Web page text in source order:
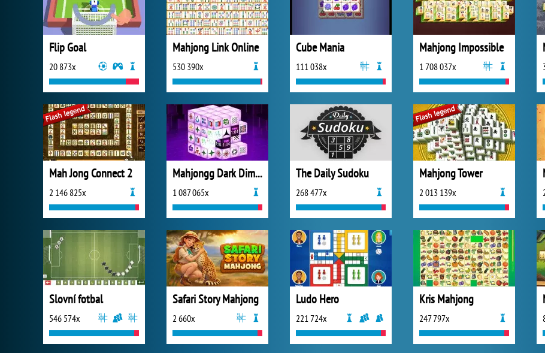
Flip Goal
20 873x
Mahjong Link Online
530 390x
Cube Mania
111 038x
Mahjong Impossible
1 708 037x
Mah Jong Connect 2
2 146 825x
Mahjongg Dark Dimensions
1 087 065x
The Daily Sudoku
268 477x
Mahjong Tower
2 013 139x
Slovní fotbal
546 574x
Safari Story Mahjong
2 660x
Ludo Hero
221 724x
Kris Mahjong
247 797x